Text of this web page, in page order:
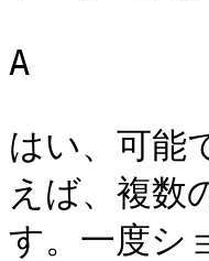
A
はい、可能
えば、複数
す。一度シ